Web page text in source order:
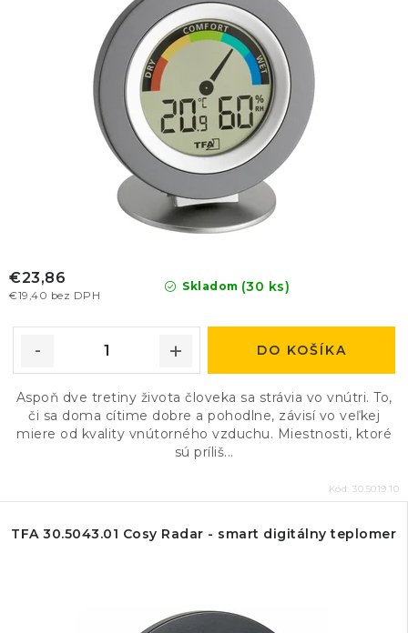
Skladom (30 ks)
€19,40 bez DPH
€23,86
DO KOŠÍKA
Aspoň dve tretiny života človeka sa strávia vo vnútri. To,
či sa doma cítime dobre a pohodlne, závisí vo veľkej
miere od kvality vnútorného vzduchu. Miestnosti, ktoré
sú príliš...
Kód: 30.5019.10
TFA 30.5043.01 Cosy Radar - smart digitálny teplomer